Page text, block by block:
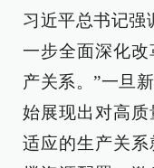
习近平总书记强
一步全面深化
产关系。”一旦
始展现出对高
适应的生产关